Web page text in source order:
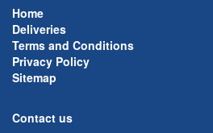
Home
Deliveries
Terms and Conditions
Privacy Policy
Sitemap
Contact us